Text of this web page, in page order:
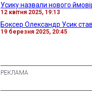
Усику назвали нового
12 квітня 2025, 19:13
Боксер Олександр Усик
19 березня 2025, 20:45